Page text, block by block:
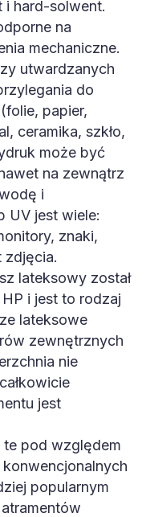
i hard-solwent.
na
mechaniczne.
utwardzanych
do
papier,
ceramika, szkło,
może być
na zewnątrz
i
UV jest wiele:
znaki,
zdjęcia.
lateksowy został
i jest to rodzaj
lateksowe
zewnętrznych
nie
jest
te pod względem
popularnym